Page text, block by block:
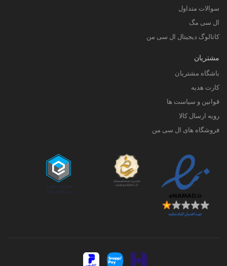
سوالات متداول
ال سی مگ
کاتالوگ دیجیتال ال سی من
مشتریان
باشگاه مشتریان
کارت هدیه
قوانین و سیاست ها
رویه ارسال کالا
فروشگاه های ال سی من